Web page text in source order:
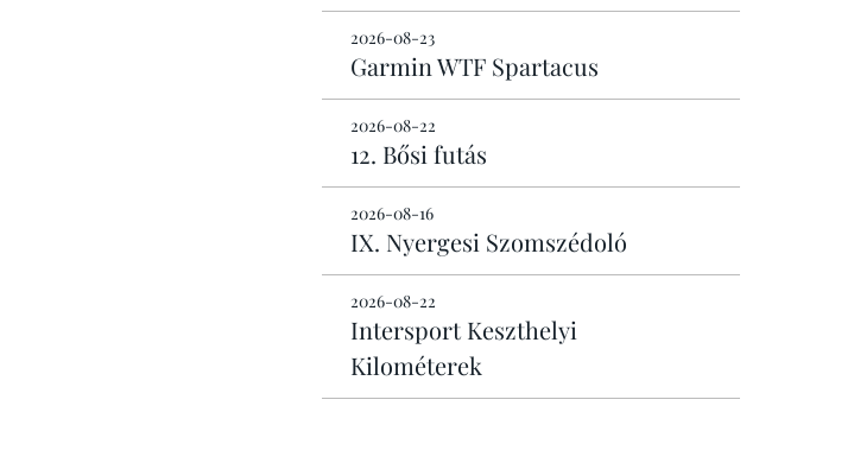
2026-08-23
Garmin WTF Spartacus
2026-08-22
12. Bősi futás
2026-08-16
IX. Nyergesi Szomszédoló
2026-08-22
Intersport Keszthelyi
Kilométerek